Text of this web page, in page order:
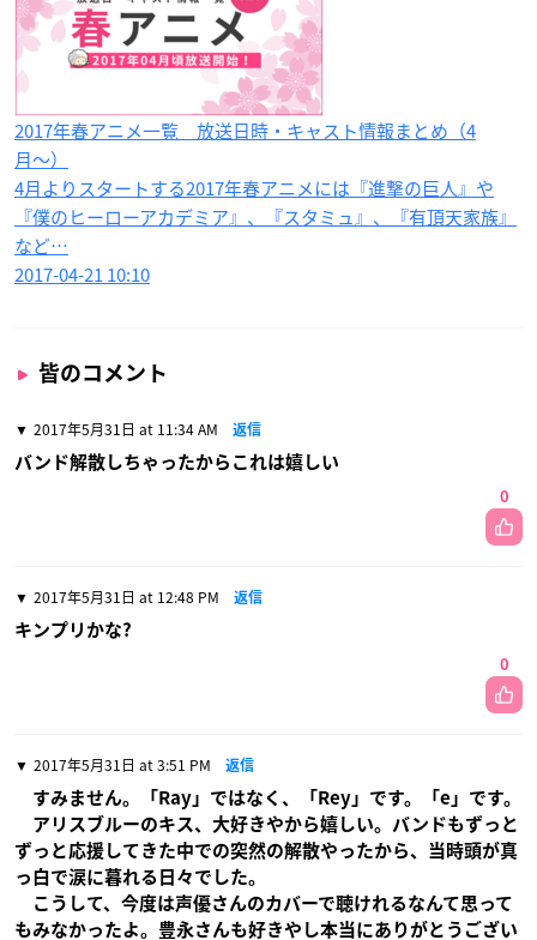
2017年春アニメ一覧 放送日時・キャスト情報まとめ（4
月〜）
4月よりスタートする2017年春アニメには『進撃の巨人』や
『僕のヒーローアカデミア』、『スタミュ』、『有頂天家族』
など…
2017-04-21 10:10
皆のコメント
2017年5月31日 at 11:34 AM 返信
バンド解散しちゃったからこれは嬉しい
0
2017年5月31日 at 12:48 PM 返信
キンプリかな?
0
2017年5月31日 at 3:51 PM 返信
すみません。「Ray」ではなく、「Rey」です。「e」です。
アリスブルーのキス、大好きやから嬉しい。バンドもずっと
ずっと応援してきた中での突然の解散やったから、当時頭が真
っ白で涙に暮れる日々でした。
こうして、今度は声優さんのカバーで聴けれるなんて思って
もみなかったよ。豊永さんも好きやし本当にありがとうござい